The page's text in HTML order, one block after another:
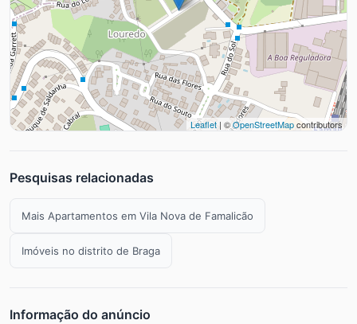
Leaflet | ©OpenStreetMapcontributors
Pesquisas relacionadas
Mais Apartamentos em Vila Nova de Famalicão
Imóveis no distrito de Braga
Informação do anúncio